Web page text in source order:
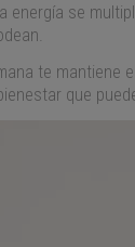
energía se
te mantiene
que